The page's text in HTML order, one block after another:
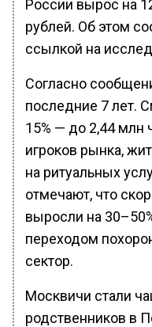
России вырос на
рублей. Об этом
ссылкой на
Согласно
последние 7 лет.
15% — до 2,44 млн
игроков рынка,
на ритуальных
отмечают, что
выросли на
переходом
сектор.
Москвичи стали
родственников в